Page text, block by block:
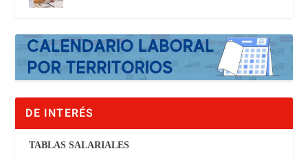
DE INTERÉS
TABLAS SALARIALES